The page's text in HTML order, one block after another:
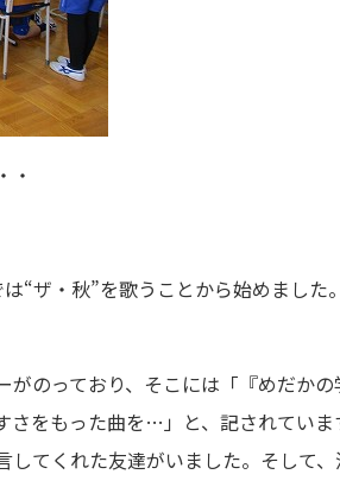
・
“ザ・秋”を歌うことから始めまし
のっており、そこには「『めだか
をもった曲を…」と、記されていま
てくれた友達がいました。そして